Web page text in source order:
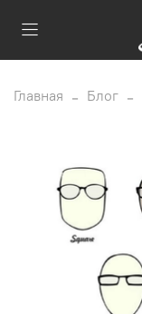
Главная Блог